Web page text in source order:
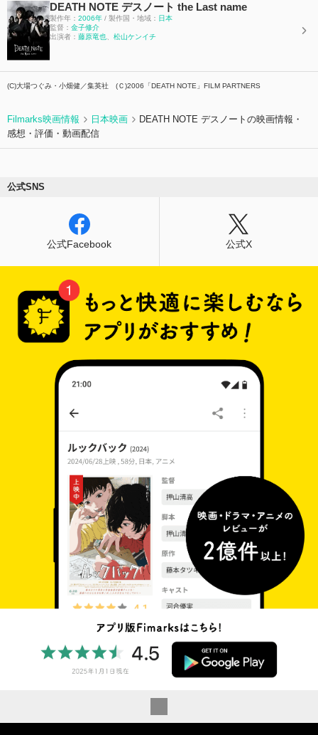
DEATH NOTE デスノート the Last name
製作年： 2006年 / 製作国・地域： 日本
監督： 金子修介
出演者： 藤原竜也、 松山ケンイチ
(C)大場つぐみ・小畑健／集英社 (Ｃ)2006「DEATH NOTE」FILM PARTNERS
Filmarks映画情報 日本映画
DEATH NOTE デスノートの映画情報・
感想・評価・動画配信
公式SNS
公式Facebook 公式X